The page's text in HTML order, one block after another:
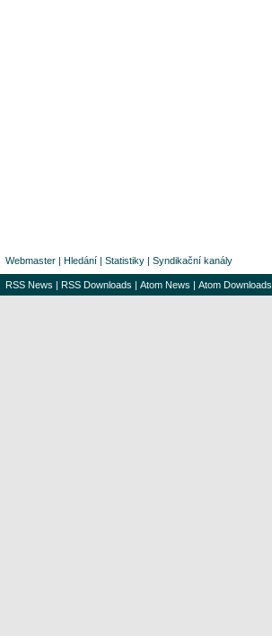
Webmaster | Hledání | Statistiky | Syndikační kanály
RSS News | RSS Downloads | Atom News | Atom Downloads